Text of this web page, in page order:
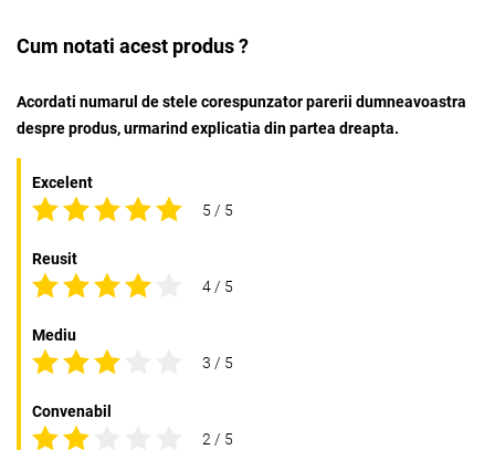
Cum notati acest produs ?
Acordati numarul de stele corespunzator parerii dumneavoastra
despre produs, urmarind explicatia din partea dreapta.
Excelent
5 / 5
Reusit
4 / 5
Mediu
3 / 5
Convenabil
2 / 5